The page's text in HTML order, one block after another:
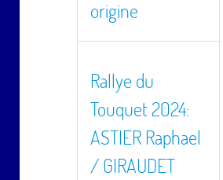
origine
Rallye du
Touquet 2024:
ASTIER Raphael
/ GIRAUDET